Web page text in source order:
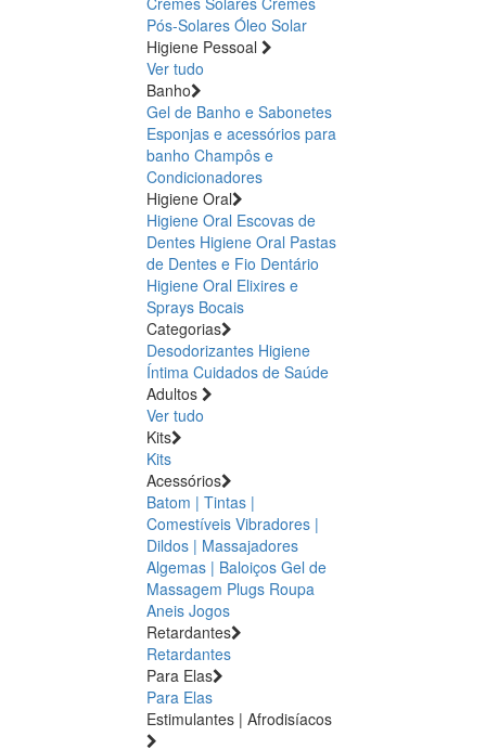
Pós-Solares Óleo Solar
Higiene Pessoal
Ver tudo
Banho
Gel de Banho e Sabonetes
Esponjas e acessórios para
banho Champôs e
Condicionadores
Higiene Oral
Higiene Oral Escovas de
Dentes Higiene Oral Pastas
de Dentes e Fio Dentário
Higiene Oral Elixires e
Sprays Bocais
Categorias
Desodorizantes Higiene
Íntima Cuidados de Saúde
Adultos
Ver tudo
Kits
Kits
Acessórios
Batom | Tintas |
Comestíveis Vibradores |
Dildos | Massajadores
Algemas | Baloiços Gel de
Massagem Plugs Roupa
Aneis Jogos
Retardantes
Retardantes
Para Elas
Para Elas
Estimulantes | Afrodisíacos